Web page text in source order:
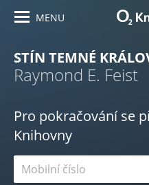
MENU
STÍN TEMNÉ
Raymond E. Feist
Pro pokračování se
Knihovny